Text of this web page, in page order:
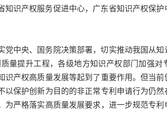
识产权服务促进中心，广东省知识产权保护
中央、国务院决策部署，切实推动我国从知
量提升工程，各级地方知识产权部门加强对
产权高质量发展等起到了重要作用。但当
保护创新为目的的非正常专利申请行为仍
严格落实高质量发展要求，进一步规范专